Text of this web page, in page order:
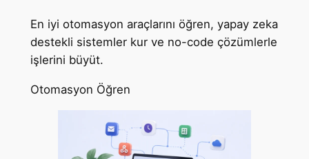
En iyi otomasyon araçlarını öğren, yapay zeka
destekli sistemler kur ve no-code çözümlerle
işlerini büyüt.
Otomasyon Öğren